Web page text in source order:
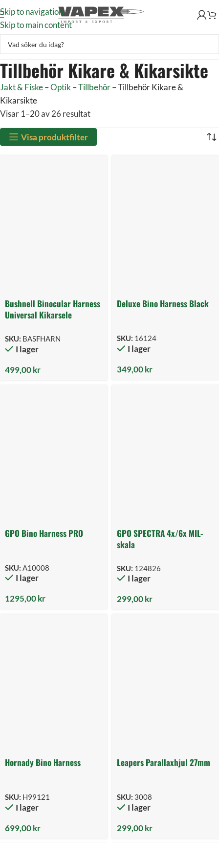
Skip to navigation
Skip to main content
Tillbehör Kikare & Kikarsikte
Jakt & Fiske–Optik–Tillbehör–Tillbehör Kikare &
Kikarsikte
Visar 1–20 av 26 resultat
Visa produktfilter
Bushnell Binocular Harness
Universal Kikarsele
SKU: BASFHARN
I lager
499,00kr
Deluxe Bino Harness Black
SKU: 16124
I lager
349,00kr
GPO Bino Harness PRO
SKU: A10008
I lager
1295,00kr
GPO SPECTRA 4x/6x MIL-
skala
SKU: 124826
I lager
299,00kr
Hornady Bino Harness
SKU: H99121
I lager
699,00kr
Leapers Parallaxhjul 27mm
SKU: 3008
I lager
299,00kr